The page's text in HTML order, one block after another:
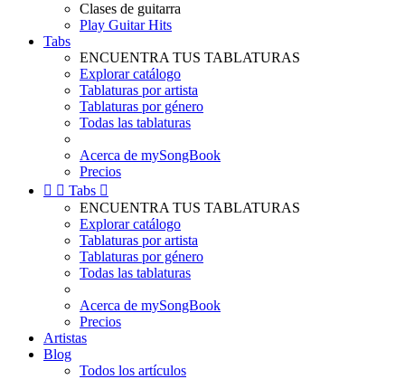
Clases de guitarra
Play Guitar Hits
Tabs
ENCUENTRA TUS TABLATURAS
Explorar catálogo
Tablaturas por artista
Tablaturas por género
Todas las tablaturas
Acerca de mySongBook
Precios
  Tabs 
ENCUENTRA TUS TABLATURAS
Explorar catálogo
Tablaturas por artista
Tablaturas por género
Todas las tablaturas
Acerca de mySongBook
Precios
Artistas
Blog
Todos los artículos